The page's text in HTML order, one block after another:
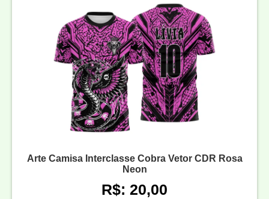
Arte Camisa Interclasse Cobra Vetor CDR Rosa
Neon
R$: 20,00